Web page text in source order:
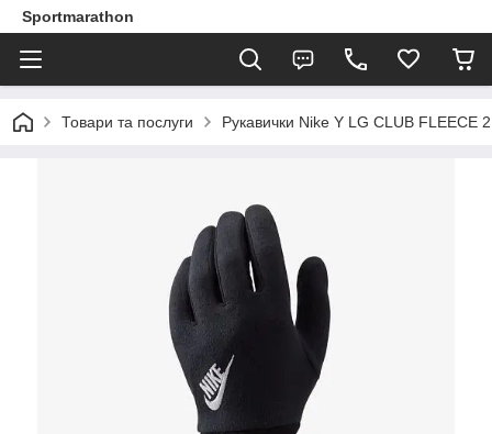
Sportmarathon
Товари та послуги Рукавички Nike Y LG CLUB FLEECE